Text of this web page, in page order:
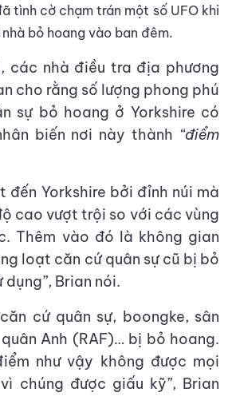
tình cờ chạm trán một số UFO khi
bỏ hoang vào ban đêm.
các nhà điều tra địa phương
cho rằng số lượng phong phú
sự bỏ hoang ở Yorkshire có
biến nơi này thành “điểm
đến Yorkshire bởi đỉnh núi mà
cao vượt trội so với các vùng
Thêm vào đó là không gian
loạt căn cứ quân sự cũ bị bỏ
Brian nói.
cứ quân sự, boongke, sân
Anh (RAF)… bị bỏ hoang.
như vậy không được mọi
chúng được giấu kỹ”, Brian